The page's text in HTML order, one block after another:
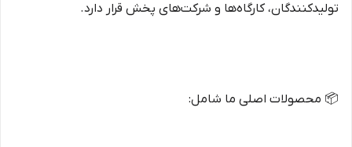
تولیدکنندگان، کارگاه‌ها و شرکت‌های پخش قرار دارد.
📦 محصولات اصلی ما شامل: